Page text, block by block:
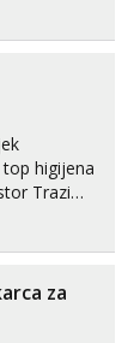
puno
po
kad
higijena
Trazim
rublje
za